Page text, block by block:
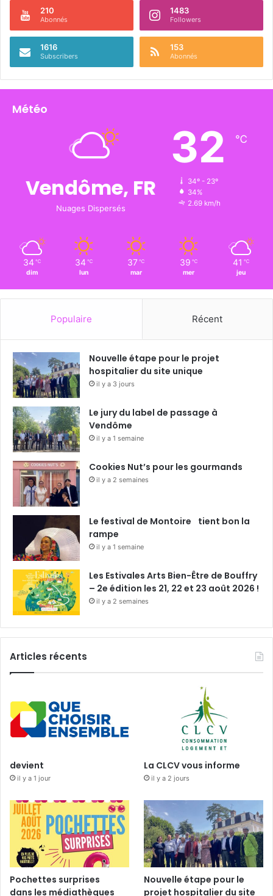
210
Abonnés
1483
Followers
1616
Subscribers
153
Abonnés
Météo
Vendôme, FR
Nuages Dispersés
32 ℃
34º - 23º
34%
2.69 km/h
34 ℃
dim
34 ℃
lun
37 ℃
mar
39 ℃
mer
41 ℃
jeu
Populaire Récent
Nouvelle étape pour le projet
hospitalier du site unique
il y a 3 jours
Le jury du label de passage à
Vendôme
il y a 1 semaine
Cookies Nut’s pour les gourmands
il y a 2 semaines
Le festival de Montoire tient bon la
rampe
il y a 1 semaine
Les Estivales Arts Bien-Être de Bouffry
– 2e édition les 21, 22 et 23 août 2026 !
il y a 2 semaines
Articles récents
devient
il y a 1 jour
La CLCV vous informe
il y a 2 jours
Pochettes surprises
dans les médiathèques
Nouvelle étape pour le
projet hospitalier du site